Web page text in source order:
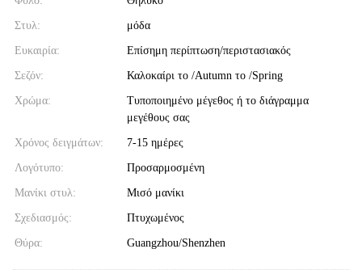
Στυλ: μόδα
Ευκαιρία: Επίσημη περίπτωση/περιστασιακός
Σεζόν: Καλοκαίρι το /Autumn το /Spring
Χρώμα:
Τυποποιημένο μέγεθος ή το διάγραμμα
μεγέθους σας
Χρόνος δειγμάτων: 7-15 ημέρες
Λογότυπο: Προσαρμοσμένη
Μανίκι στυλ: Μισό μανίκι
Σχεδιασμός: Πτυχωμένος
Θύρα: Guangzhou/Shenzhen